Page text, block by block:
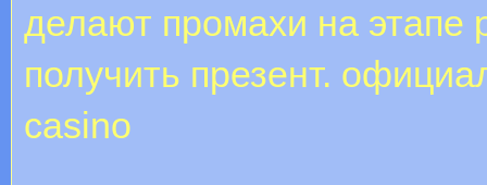
делают промахи на этапе
получить презент.
casino